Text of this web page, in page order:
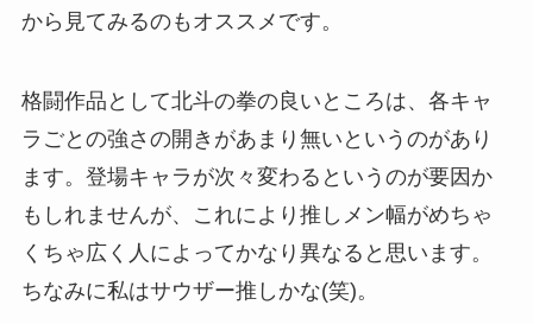
から見てみるのもオススメです。
格闘作品として北斗の拳の良いところは、各キャ
ラごとの強さの開きがあまり無いというのがあり
ます。登場キャラが次々変わるというのが要因か
もしれませんが、これにより推しメン幅がめちゃ
くちゃ広く人によってかなり異なると思います。
ちなみに私はサウザー推しかな(笑)。